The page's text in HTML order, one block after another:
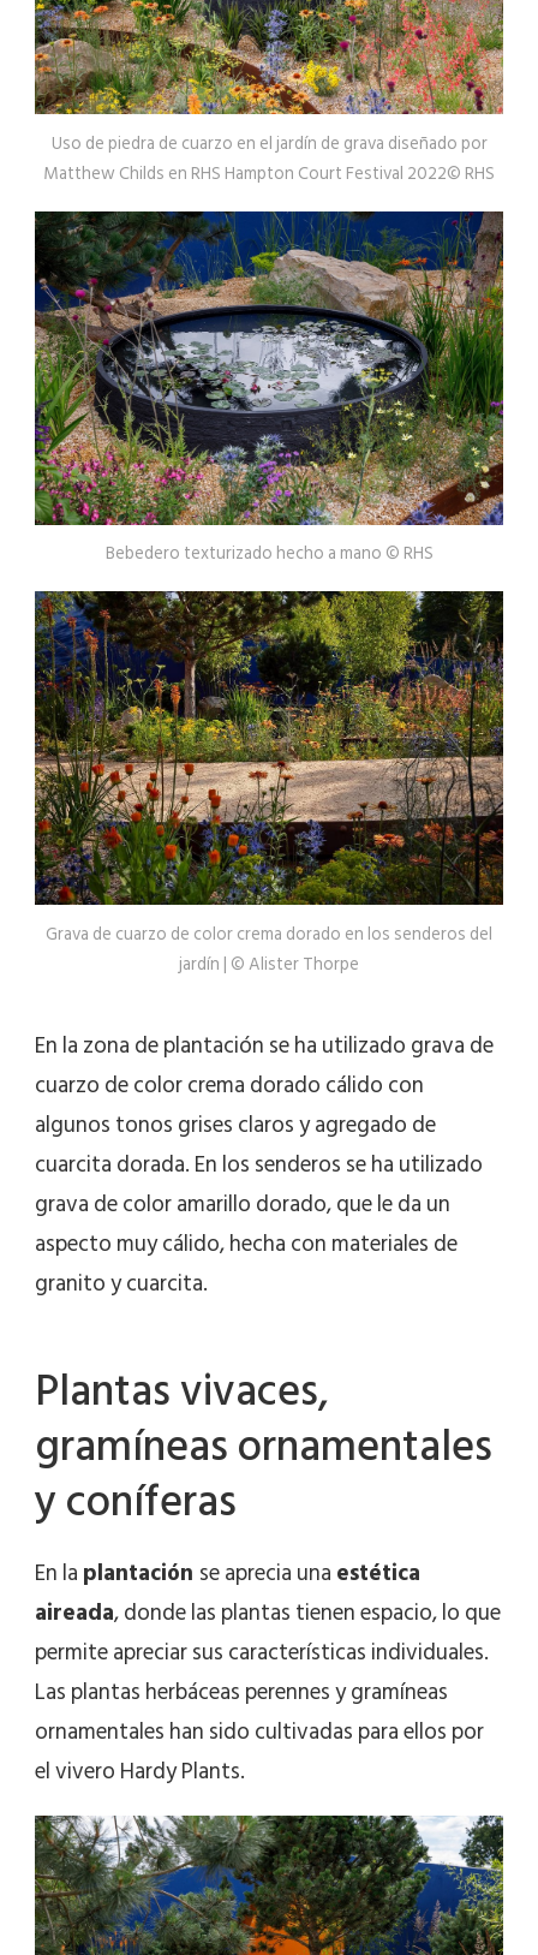
Uso de piedra de cuarzo en el jardín de grava diseñado por
Matthew Childs en RHS Hampton Court Festival 2022© RHS
Bebedero texturizado hecho a mano © RHS
Grava de cuarzo de color crema dorado en los senderos del
jardín | © Alister Thorpe
En la zona de plantación se ha utilizado grava de
cuarzo de color crema dorado cálido con
algunos tonos grises claros y agregado de
cuarcita dorada. En los senderos se ha utilizado
grava de color amarillo dorado, que le da un
aspecto muy cálido, hecha con materiales de
granito y cuarcita.
Plantas vivaces,
gramíneas ornamentales
y coníferas
En laplantación se aprecia unaestética
aireada, donde las plantas tienen espacio, lo que
permite apreciar sus características individuales.
Las plantas herbáceas perennes y gramíneas
ornamentales han sido cultivadas para ellos por
el vivero Hardy Plants.